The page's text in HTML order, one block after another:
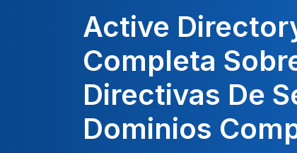
Active
Completa
Directivas De
Dominios